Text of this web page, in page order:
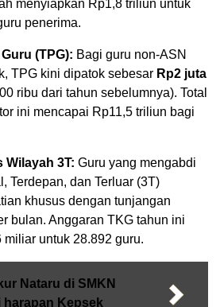
menyiapkan Rp1,8 triliun untuk
penerima.
(TPG): Bagi guru non-ASN
TPG kini dipatok sebesar Rp2 juta
ribu dari tahun sebelumnya). Total
ini mencapai Rp11,5 triliun bagi
3T: Guru yang mengabdi
Terdepan, dan Terluar (3T)
khusus dengan tunjangan
bulan. Anggaran TKG tahun ini
untuk 28.892 guru.
Nataru di SMKN
harapan Kepsek